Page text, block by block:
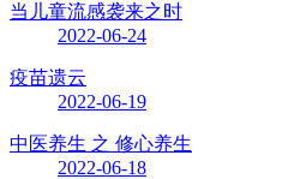
当儿童流感袭来之时
2022-06-24
疫苗遗云
2022-06-19
中医养生 之 修心养生
2022-06-18